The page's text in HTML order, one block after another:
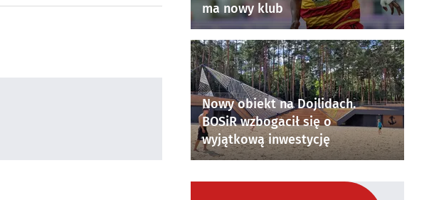
ma nowy klub
Nowy obiekt na Dojlidach.
BOSiR wzbogacił się o
wyjątkową inwestycję